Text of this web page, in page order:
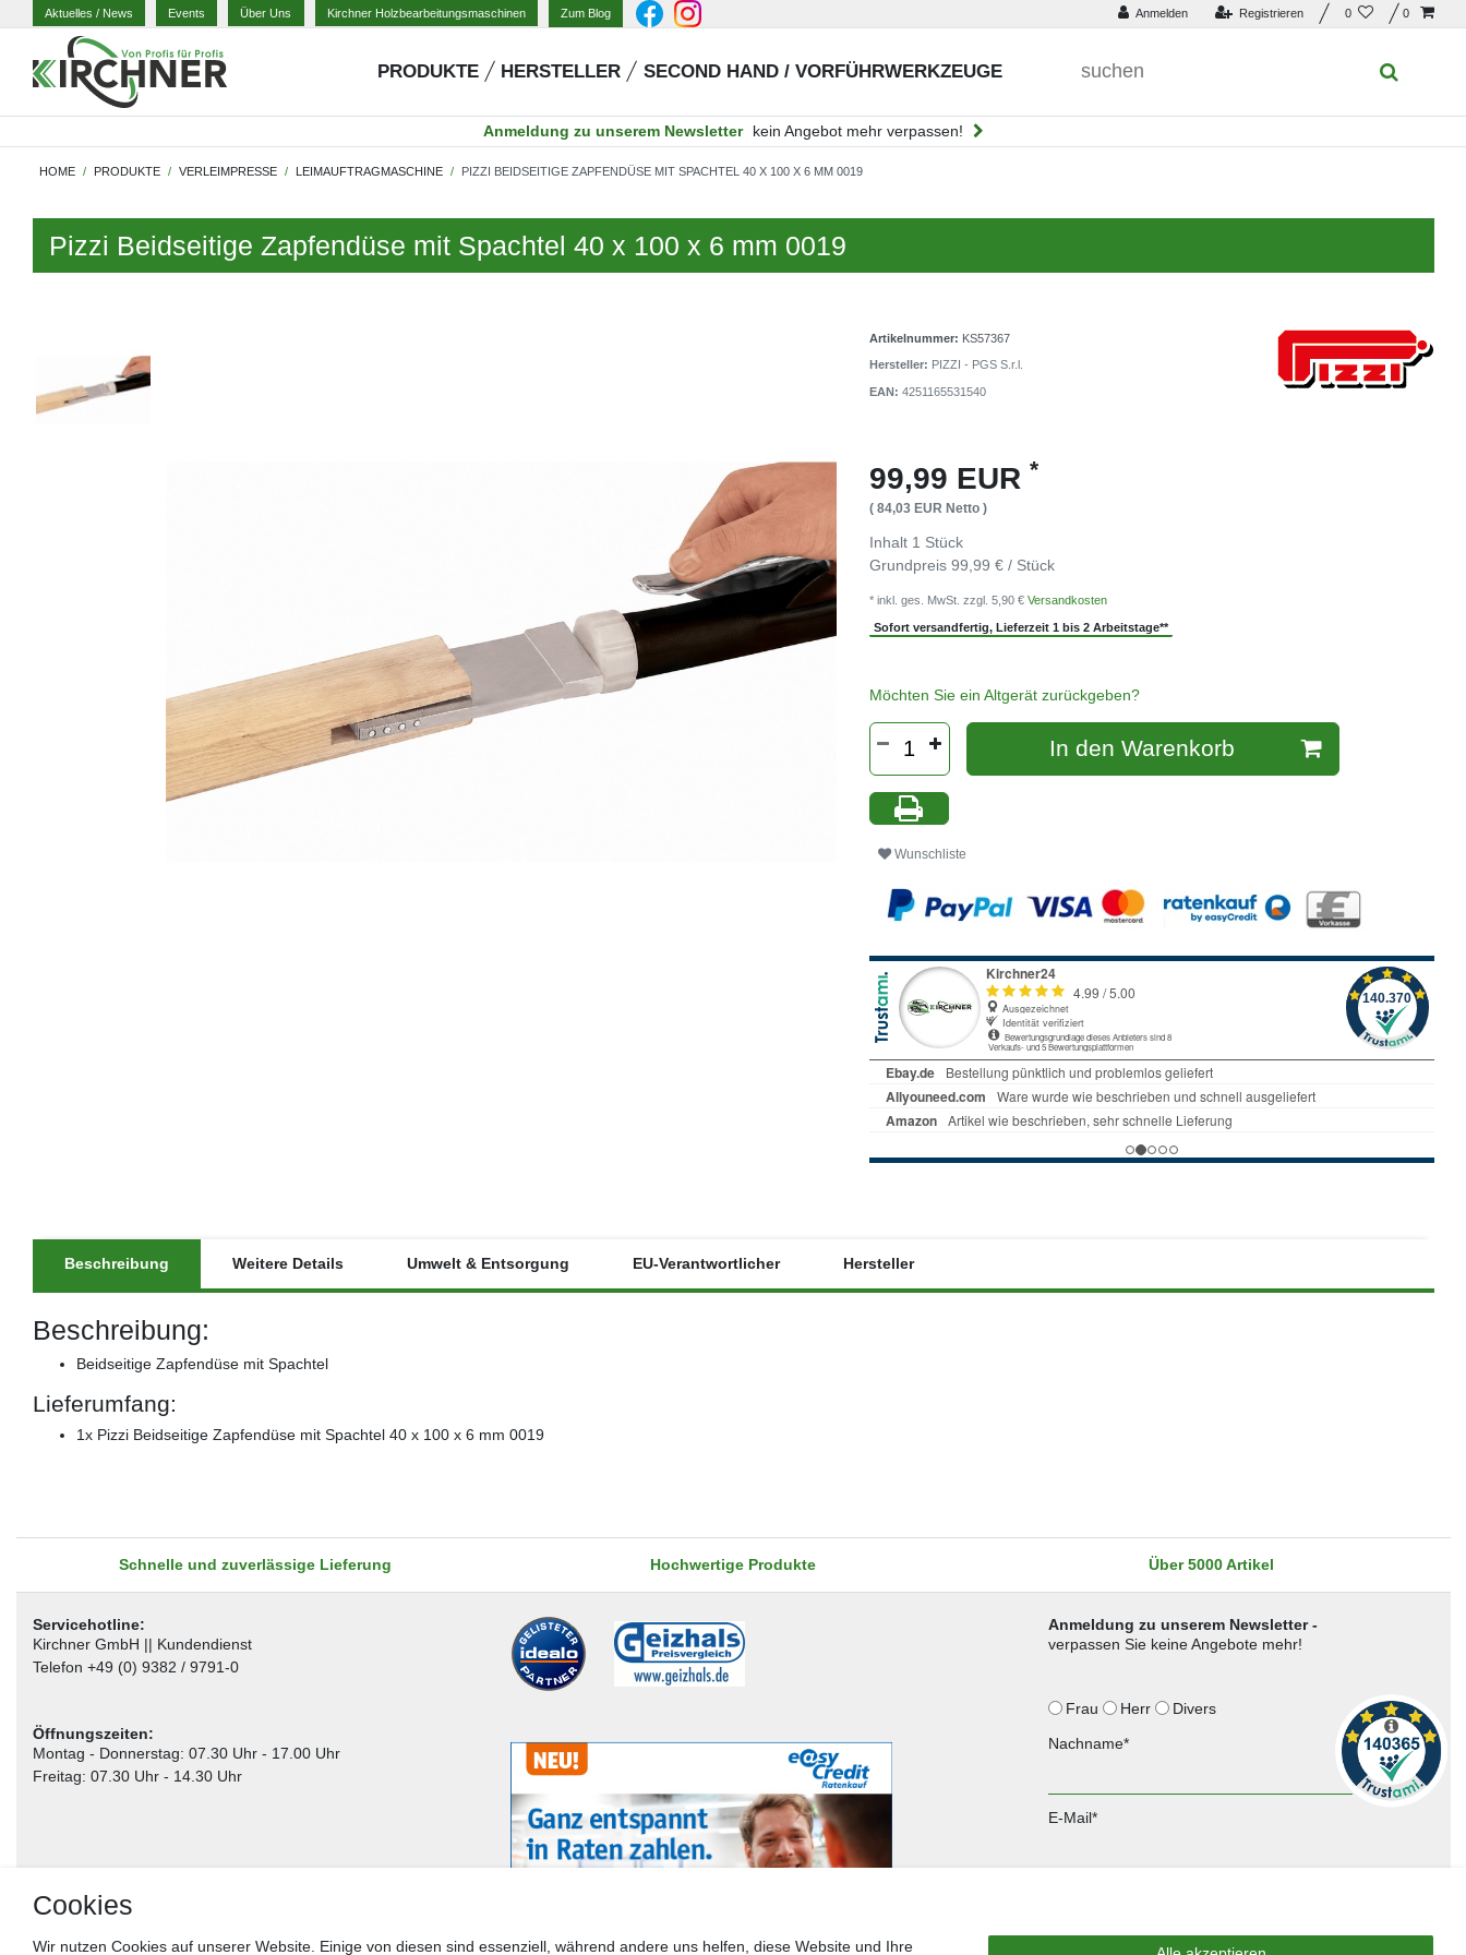
Anmelden Registrieren 0 0
Aktuelles / News Events Über Uns Kirchner Holzbearbeitungsmaschinen Zum Blog
PRODUKTE HERSTELLER SECOND HAND / VORFÜHRWERKZEUGE
Anmeldung zu unserem Newsletter kein Angebot mehr verpassen!
HOME PRODUKTE VERLEIMPRESSE LEIMAUFTRAGMASCHINE PIZZI BEIDSEITIGE ZAPFENDÜSE MIT SPACHTEL 40 X 100 X 6 MM 0019
Pizzi Beidseitige Zapfendüse mit Spachtel 40 x 100 x 6 mm 0019
Artikelnummer: KS57367
Hersteller: PIZZI - PGS S.r.l.
EAN: 4251165531540
99,99 EUR *
( 84,03 EUR Netto )
Inhalt 1 Stück
Grundpreis 99,99 € / Stück
* inkl. ges. MwSt. zzgl. 5,90 € Versandkosten
Sofort versandfertig, Lieferzeit 1 bis 2 Arbeitstage**
Möchten Sie ein Altgerät zurückgeben?
In den Warenkorb
Wunschliste
Beschreibung Weitere Details Umwelt & Entsorgung EU-Verantwortlicher Hersteller
Beschreibung:
Beidseitige Zapfendüse mit Spachtel
Lieferumfang:
1x Pizzi Beidseitige Zapfendüse mit Spachtel 40 x 100 x 6 mm 0019
Schnelle und zuverlässige Lieferung Hochwertige Produkte Über 5000 Artikel
Servicehotline:
Kirchner GmbH || Kundendienst
Telefon +49 (0) 9382 / 9791-0
Öffnungszeiten:
Montag - Donnerstag: 07.30 Uhr - 17.00 Uhr
Freitag: 07.30 Uhr - 14.30 Uhr
Anmeldung zu unserem Newsletter -
verpassen Sie keine Angebote mehr!
Frau Herr
Divers
Nachname*
E-Mail*
Sie können den Newsletter jederzeit kostenlos abbestellen.
Cookies
Wir nutzen Cookies auf unserer Website. Einige von diesen sind essenziell, während andere uns helfen, diese Website und Ihre